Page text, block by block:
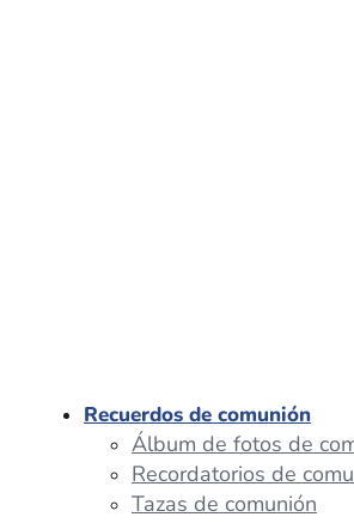
Recuerdos de comunión
Álbum de fotos de
Recordatorios de
Tazas de comunión